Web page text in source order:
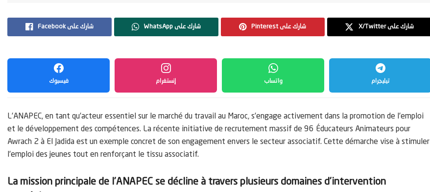
Facebook شارك على WhatsApp شارك على Pinterest شارك على X/Twitter شارك على
فيسبوك إنستغرام واتساب تيليجرام
L’ANAPEC, en tant qu’acteur essentiel sur le marché du travail au Maroc, s’engage activement dans la promotion de l’emploi
et le développement des compétences. La récente initiative de recrutement massif de 96 Éducateurs Animateurs pour
Awrach 2 à El Jadida est un exemple concret de son engagement envers le secteur associatif. Cette démarche vise à stimuler
l’emploi des jeunes tout en renforçant le tissu associatif.
La mission principale de l’ANAPEC se décline à travers plusieurs domaines d’intervention